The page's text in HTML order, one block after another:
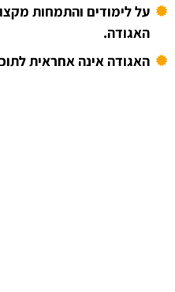
על לימודים והתמחות
האגודה.
האגודה אינה אחראית